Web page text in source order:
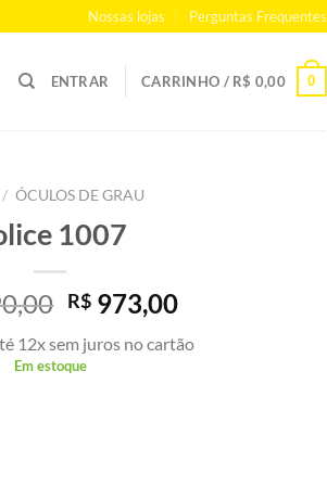
Nossas lojas Perguntas Frequentes
ENTRAR CARRINHO / R$ 0,00 0
/ ÓCULOS DE GRAU
1007
O
original
era:
R$973,00O
atual
12x sem juros no cartão
Em estoque